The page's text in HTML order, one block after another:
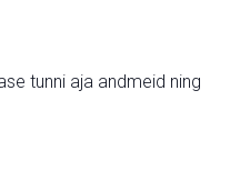
tunni aja andmeid ning